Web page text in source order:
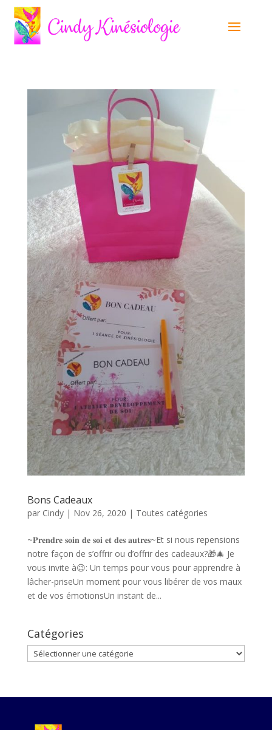
Bons Cadeaux
par Cindy| Nov 26, 2020 | Toutes catégories
~𝐏𝐫𝐞𝐧𝐝𝐫𝐞 𝐬𝐨𝐢𝐧 𝐝𝐞 𝐬𝐨𝐢 𝐞𝐭 𝐝𝐞𝐬 𝐚𝐮𝐭𝐫𝐞𝐬~Et si nous repensions
notre façon de s’offrir ou d’offrir des cadeaux?🎁🎄 Je
vous invite à😉: Un temps pour vous pour apprendre à
lâcher-priseUn moment pour vous libérer de vos maux
et de vos émotionsUn instant de...
Catégories
Catégories